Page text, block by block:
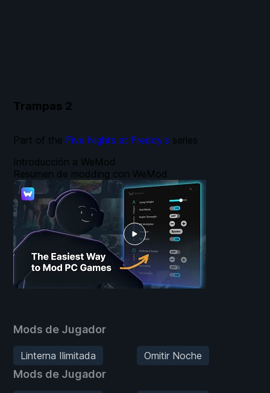
Trampas 2
Mods de Jugador
Linterna Ilimitada Omitir Noche
Mods de Jugador
Introducción a WeMod
Resumen de modding con WeMod
Part of the Five Nights at Freddy's series